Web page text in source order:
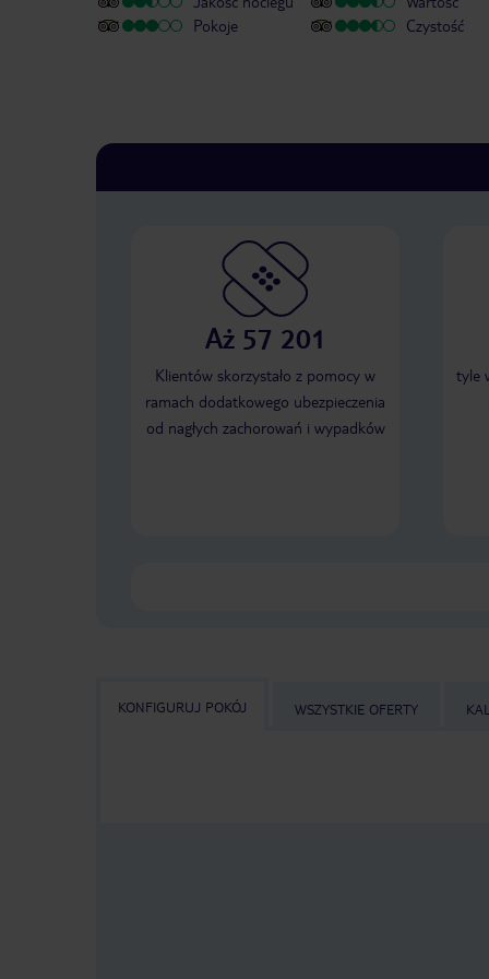
Pokoje
Czystość
Aż 57 201
Klientów skorzystało z pomocy w
ramach dodatkowego ubezpieczenia
od nagłych zachorowań i wypadków
tyle
KONFIGURUJ POKÓJ WSZYSTKIE OFERTY